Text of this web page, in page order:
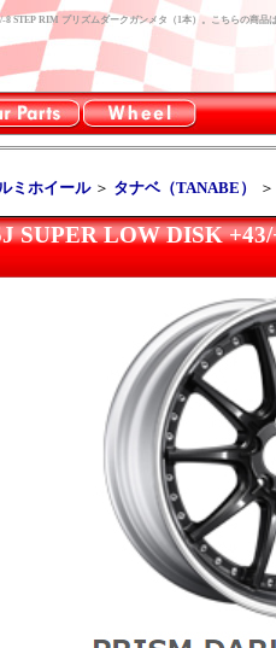
8 STEP RIM プリズムダークガンメタ（1本）。こちらの商
ミホイール＞ タナベ（TANABE）
SUPER LOW DISK